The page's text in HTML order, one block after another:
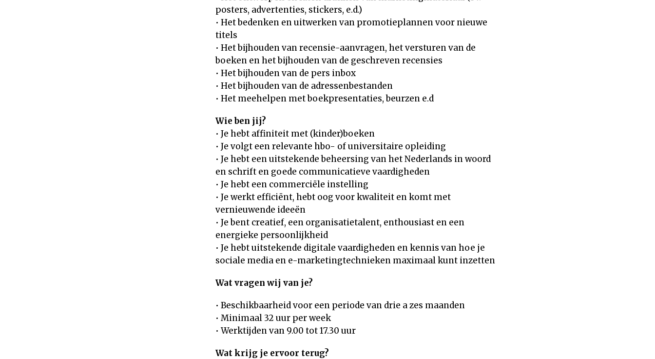
posters, advertenties, stickers, e.d.)
• Het bedenken en uitwerken van promotieplannen voor nieuwe
titels
• Het bijhouden van recensie-aanvragen, het versturen van de
boeken en het bijhouden van de geschreven recensies
• Het bijhouden van de pers inbox
• Het bijhouden van de adressenbestanden
• Het meehelpen met boekpresentaties, beurzen e.d
Wie ben jij?
• Je hebt affiniteit met (kinder)boeken
• Je volgt een relevante hbo- of universitaire opleiding
• Je hebt een uitstekende beheersing van het Nederlands in woord
en schrift en goede communicatieve vaardigheden
• Je hebt een commerciële instelling
• Je werkt efficiënt, hebt oog voor kwaliteit en komt met
vernieuwende ideeën
• Je bent creatief, een organisatietalent, enthousiast en een
energieke persoonlijkheid
• Je hebt uitstekende digitale vaardigheden en kennis van hoe je
sociale media en e-marketingtechnieken maximaal kunt inzetten
Wat vragen wij van je?
• Beschikbaarheid voor een periode van drie a zes maanden
• Minimaal 32 uur per week
• Werktijden van 9.00 tot 17.30 uur
Wat krijg je ervoor terug?